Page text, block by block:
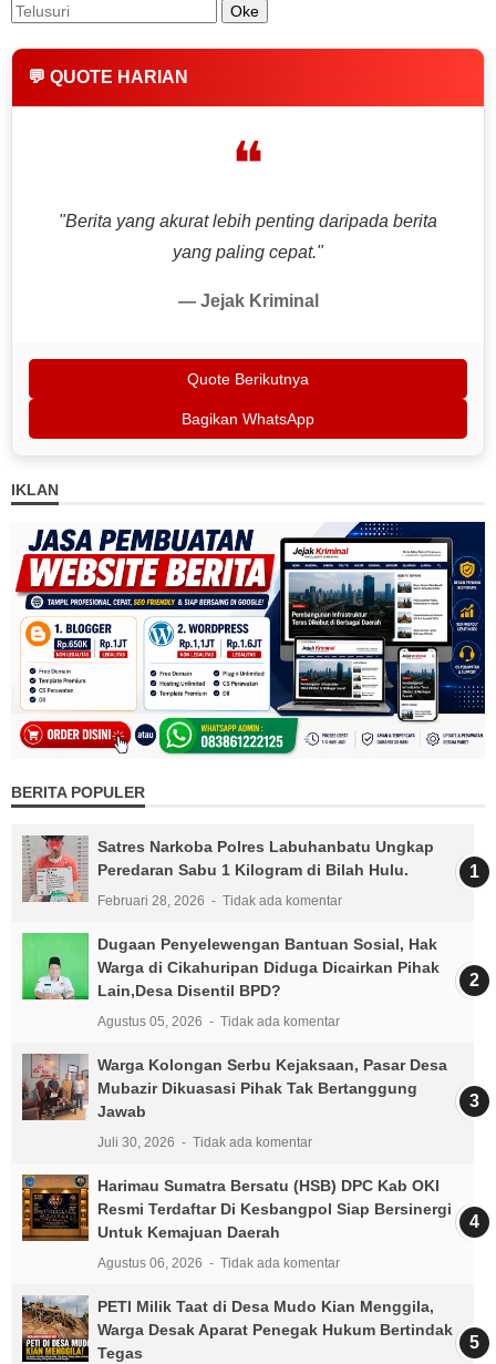
💬 QUOTE HARIAN
❝
"Berita yang akurat lebih penting daripada berita
yang paling cepat."
— Jejak Kriminal
Quote Berikutnya
Bagikan WhatsApp
IKLAN
BERITA POPULER
Satres Narkoba Polres Labuhanbatu Ungkap
Peredaran Sabu 1 Kilogram di Bilah Hulu.
Februari 28, 2026 Tidak ada komentar
Dugaan Penyelewengan Bantuan Sosial, Hak
Warga di Cikahuripan Diduga Dicairkan Pihak
Lain,Desa Disentil BPD?
Agustus 05, 2026 Tidak ada komentar
Warga Kolongan Serbu Kejaksaan, Pasar Desa
Mubazir Dikuasasi Pihak Tak Bertanggung
Jawab
Juli 30, 2026 Tidak ada komentar
Harimau Sumatra Bersatu (HSB) DPC Kab OKI
Resmi Terdaftar Di Kesbangpol Siap Bersinergi
Untuk Kemajuan Daerah
Agustus 06, 2026 Tidak ada komentar
PETI Milik Taat di Desa Mudo Kian Menggila,
Warga Desak Aparat Penegak Hukum Bertindak
Tegas